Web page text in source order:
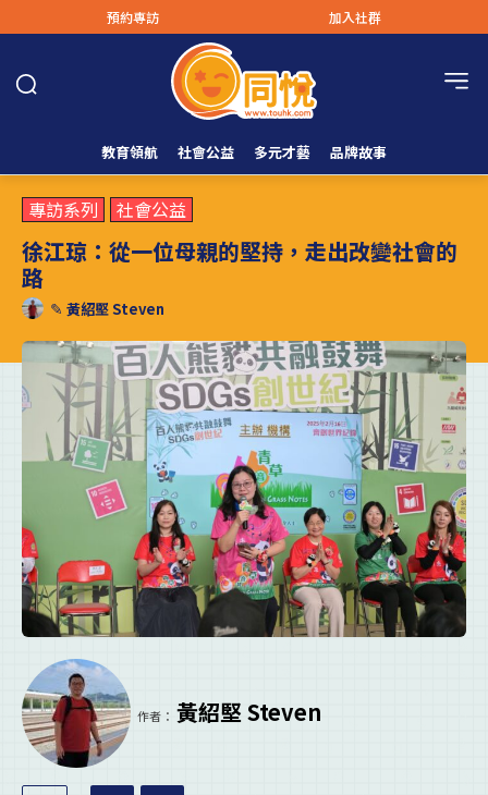
預約專訪 加入社群
教育領航 社會公益 多元才藝 品牌故事
專訪系列 社會公益
徐江琼：從一位母親的堅持，走出改變社會的
路
✎ 黃紹堅 Steven
作者： 黃紹堅 Steven